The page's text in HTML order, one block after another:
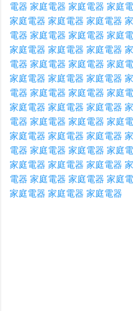
電器 家庭電器 家庭電器 家庭
家庭電器 家庭電器 家庭電器
電器 家庭電器 家庭電器 家庭
家庭電器 家庭電器 家庭電器
電器 家庭電器 家庭電器 家庭
家庭電器 家庭電器 家庭電器
電器 家庭電器 家庭電器 家庭
家庭電器 家庭電器 家庭電器
電器 家庭電器 家庭電器 家庭
家庭電器 家庭電器 家庭電器
電器 家庭電器 家庭電器 家庭
家庭電器 家庭電器 家庭電器
電器 家庭電器 家庭電器 家庭
家庭電器 家庭電器 家庭電器